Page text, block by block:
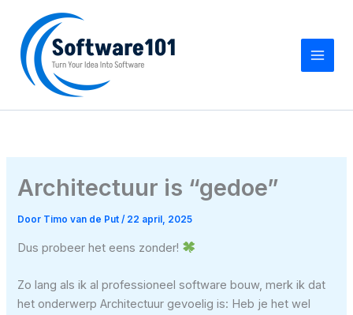
inhoud
Architectuur is “gedoe”
Door Timo van de Put/ 22 april, 2025
Dus probeer het eens zonder!
Zo lang als ik al professioneel software bouw, merk ik dat
het onderwerp Architectuur gevoelig is: Heb je het wel